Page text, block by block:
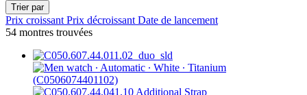
Trier par
Prix croissant Prix décroissant Date de lancement
54 montres trouvées